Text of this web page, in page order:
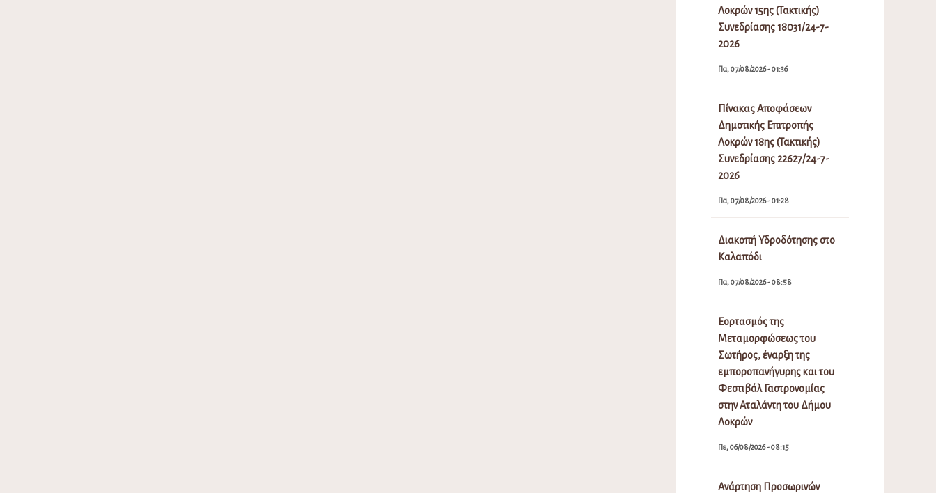
Λοκρών 15ης (Τακτικής)
Συνεδρίασης 18031/24-7-
2026
Πα, 07/08/2026 - 01:36
Πίνακας Αποφάσεων
Δημοτικής Επιτροπής
Λοκρών 18ης (Τακτικής)
Συνεδρίασης 22627/24-7-
2026
Πα, 07/08/2026 - 01:28
Διακοπή Υδροδότησης στο
Καλαπόδι
Πα, 07/08/2026 - 08:58
Εορτασμός της
Μεταμορφώσεως του
Σωτήρος, έναρξη της
εμποροπανήγυρης και του
Φεστιβάλ Γαστρονομίας
στην Αταλάντη του Δήμου
Λοκρών
Πε, 06/08/2026 - 08:15
Ανάρτηση Προσωρινών